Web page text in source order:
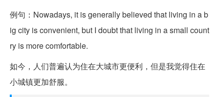
例句：Nowadays, it is generally believed that living in a b
ig city is convenient, but I doubt that living in a small count
ry is more comfortable.
如今，人们普遍认为住在大城市更便利，但是我觉得住在
小城镇更加舒服。